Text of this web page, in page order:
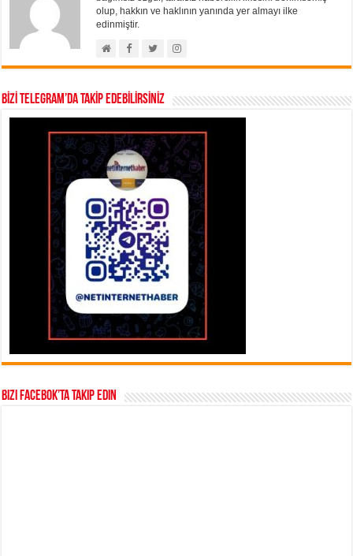
olup, hakkın ve haklının yanında yer almayı ilke
edinmiştir.
BİZİ TELEGRAM’DA TAKİP EDEBİLİRSİNİZ
Bizi Facebok’ta takip edin